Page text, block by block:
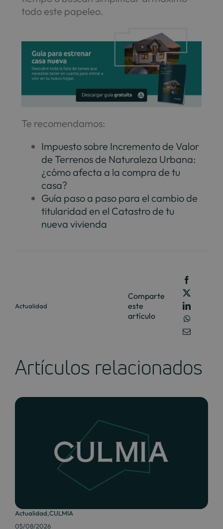
todo este papeleo.
Te recomendamos:
Impuesto sobre Incremento de Valor
de Terrenos de Naturaleza Urbana:
¿cómo afecta a la compra de tu
casa?
Guía paso a paso para el cambio de
titularidad en el Catastro de tu
nueva vivienda
Actualidad
Comparte
este
artículo
Artículos relacionados
Actualidad,CULMIA
05/08/2026